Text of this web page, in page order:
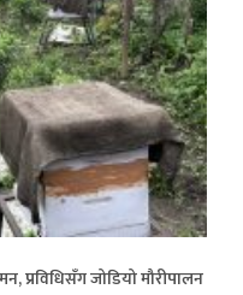
प्रविधिसँग जोडियो मौरीपालन